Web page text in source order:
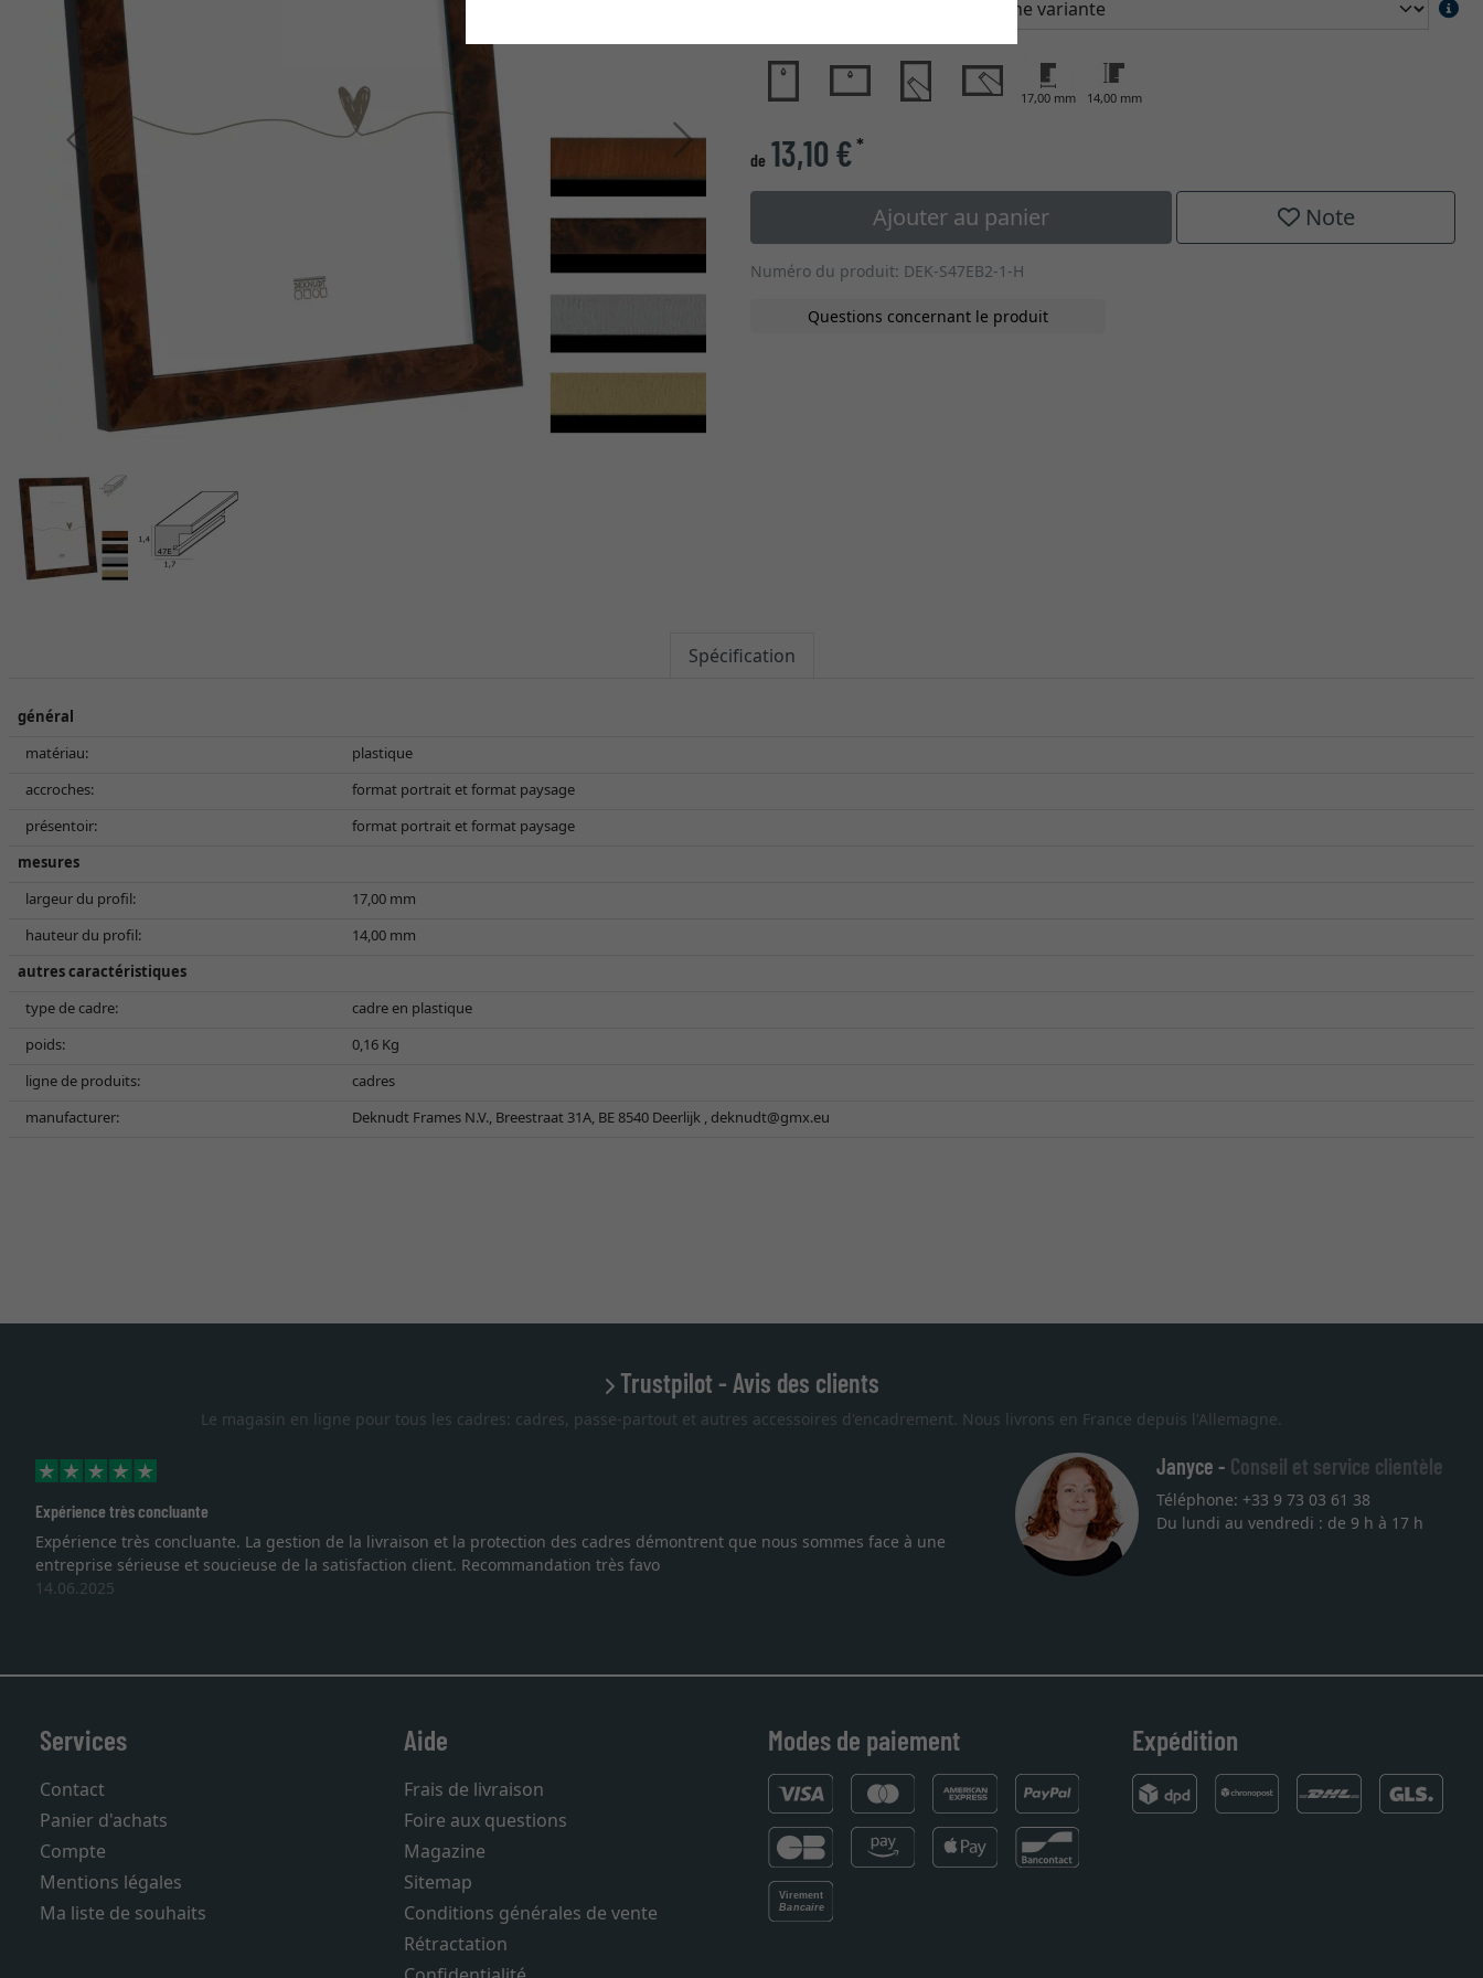
Retour Continuer
17,00 mm 14,00 mm
de 13,10 €*
Ajouter au panier Note
Numéro du produit: DEK-S47EB2-1-H
Questions concernant le produit
Spécification
général
matériau:
plastique
accroches:
format portrait et format paysage
présentoir:
format portrait et format paysage
mesures
largeur du profil:
17,00 mm
hauteur du profil:
14,00 mm
autres caractéristiques
type de cadre:
cadre en plastique
poids:
0,16 Kg
ligne de produits:
cadres
manufacturer:
Deknudt Frames N.V., Breestraat 31A, BE 8540 Deerlijk , deknudt@gmx.eu
Trustpilot - Avis des clients
Le magasin en ligne pour tous les cadres: cadres, passe-partout et autres accessoires d'encadrement. Nous livrons en France depuis l'Allemagne.
La gestion de la livraison et la protection des cadres démontrent que nous sommes face à une
et soucieuse de la satisfaction client. Recommandation très favo
Je recherchais un cadre sur mesure pour une lithographie, je suis tombée sur ce
vous. Emballage professionnel, service et livraison dans les temps. J'espère revenir
Janyce - Conseil et service clientèle
Téléphone: +33 9 73 03 61 38
Du lundi au vendredi : de 9 h à 17 h
Services
Contact
Panier d'achats
Compte
Mentions légales
Ma liste de souhaits
Aide
Frais de livraison
Foire aux questions
Magazine
Sitemap
Conditions générales de vente
Rétractation
Modes de paiement Expédition